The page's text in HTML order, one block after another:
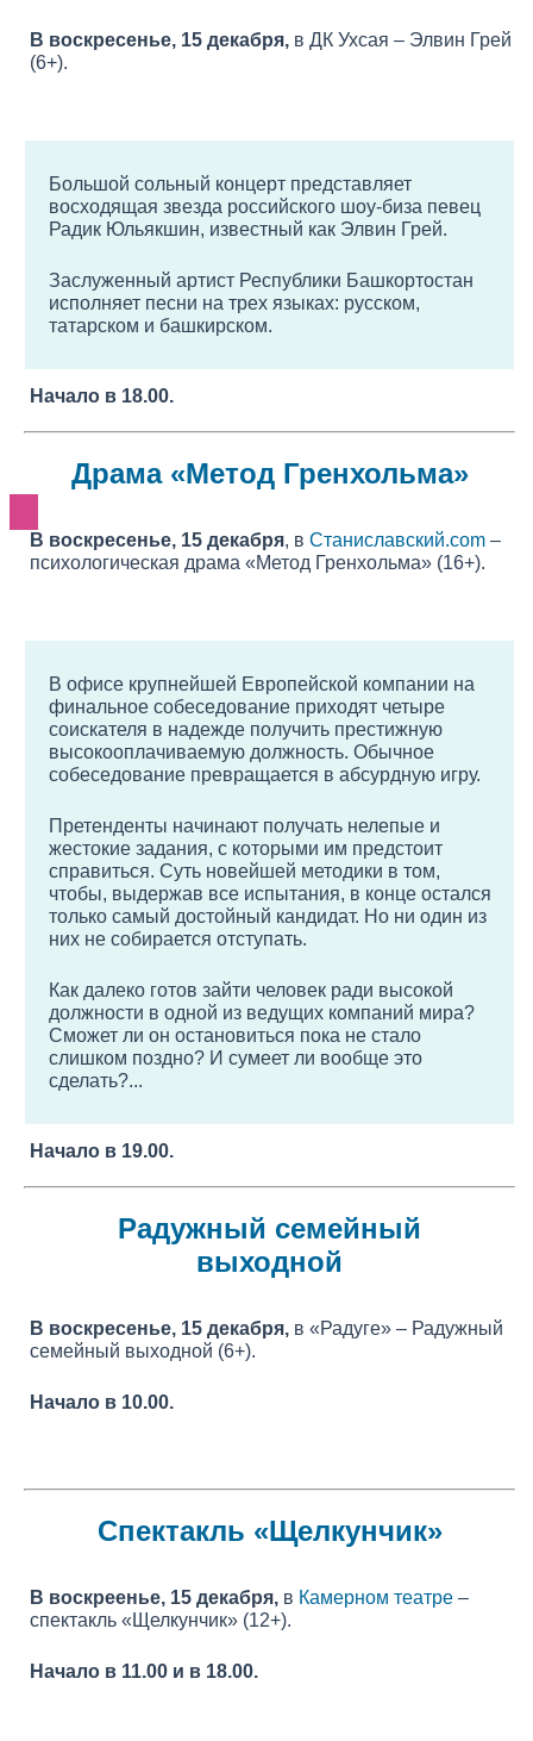
В воскресенье, 15 декабря, в ДК Ухсая – Элвин Грей
(6+).
Большой сольный концерт представляет
восходящая звезда российского шоу-биза певец
Радик Юльякшин, известный как Элвин Грей.
Заслуженный артист Республики Башкортостан
исполняет песни на трех языках: русском,
татарском и башкирском.
Начало в 18.00.
Драма «Метод Гренхольма»
В воскресенье, 15 декабря, в Станиславский.com –
психологическая драма «Метод Гренхольма» (16+).
В офисе крупнейшей Европейской компании на
финальное собеседование приходят четыре
соискателя в надежде получить престижную
высокооплачиваемую должность. Обычное
собеседование превращается в абсурдную игру.
Претенденты начинают получать нелепые и
жестокие задания, с которыми им предстоит
справиться. Суть новейшей методики в том,
чтобы, выдержав все испытания, в конце остался
только самый достойный кандидат. Но ни один из
них не собирается отступать.
Как далеко готов зайти человек ради высокой
должности в одной из ведущих компаний мира?
Сможет ли он остановиться пока не стало
слишком поздно? И сумеет ли вообще это
сделать?...
Начало в 19.00.
Радужный семейный
выходной
В воскресенье, 15 декабря, в «Радуге» – Радужный
семейный выходной (6+).
Начало в 10.00.
Спектакль «Щелкунчик»
В воскреенье, 15 декабря, в Камерном театре –
спектакль «Щелкунчик» (12+).
Начало в 11.00 и в 18.00.